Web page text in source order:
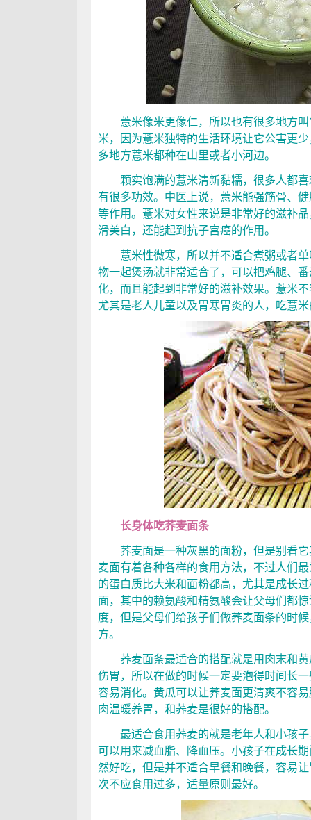
薏米像米更像仁，所以也有很多地方叫
米，因为薏米独特的生活环境让它公害更
多地方薏米都种在山里或者小河边。
颗实饱满的薏米清新黏糯，很多人都喜
有很多功效。中医上说，薏米能强筋骨、
等作用。薏米对女性来说是非常好的滋补
滑美白，还能起到抗子宫癌的作用。
薏米性微寒，所以并不适合煮粥或者单
物一起煲汤就非常适合了，可以把鸡腿、
化，而且能起到非常好的滋补效果。薏米
尤其是老人儿童以及胃寒胃炎的人，吃薏
长身体吃荞麦面条
荞麦面是一种灰黑的面粉，但是别看它
麦面有着各种各样的食用方法，不过人们
的蛋白质比大米和面粉都高，尤其是成长
面，其中的赖氨酸和精氨酸会让父母们都
度，但是父母们给孩子们做荞麦面条的时
方。
荞麦面条最适合的搭配就是用肉末和黄
伤胃，所以在做的时候一定要泡得时间长
容易消化。黄瓜可以让荞麦面更清爽不容
肉温暖养胃，和荞麦是很好的搭配。
最适合食用荞麦的就是老年人和小孩子
可以用来减血脂、降血压。小孩子在成长
然好吃，但是并不适合早餐和晚餐，容易
次不应食用过多，适量原则最好。